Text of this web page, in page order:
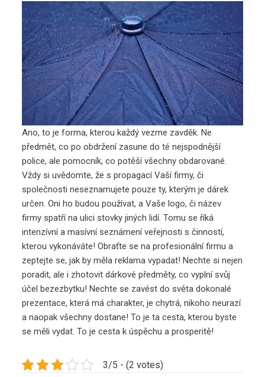
Ano, to je forma, kterou každý vezme zavděk. Ne
předmět, co po obdržení zasune do té nejspodnější
police, ale pomocník, co potěší všechny obdarované.
Vždy si uvědomte, že s propagací Vaší firmy, či
společnosti neseznamujete pouze ty, kterým je dárek
určen. Oni ho budou používat, a Vaše logo, či název
firmy spatří na ulici stovky jiných lidí. Tomu se říká
intenzívní a masívní seznámení veřejnosti s činností,
kterou vykonáváte! Obraťte se na profesionální firmu a
zeptejte se, jak by měla reklama vypadat! Nechte si nejen
poradit, ale i zhotovit dárkové předměty, co vyplní svůj
účel bezezbytku! Nechte se zavést do světa dokonalé
prezentace, která má charakter, je chytrá, nikoho neurazí
a naopak všechny dostane! To je ta cesta, kterou byste
se měli vydat. To je cesta k úspěchu a prosperitě!
3/5 - (2 votes)